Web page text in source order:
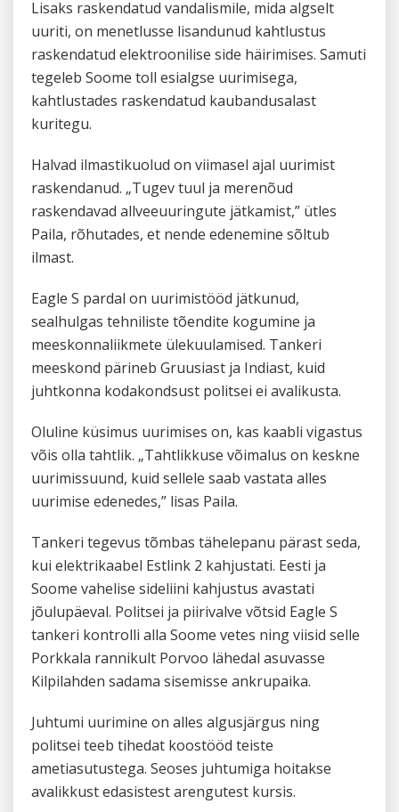
Lisaks raskendatud vandalismile, mida algselt
uuriti, on menetlusse lisandunud kahtlustus
raskendatud elektroonilise side häirimises. Samuti
tegeleb Soome toll esialgse uurimisega,
kahtlustades raskendatud kaubandusalast
kuritegu.
Halvad ilmastikuolud on viimasel ajal uurimist
raskendanud. „Tugev tuul ja merenõud
raskendavad allveeuuringute jätkamist,” ütles
Paila, rõhutades, et nende edenemine sõltub
ilmast.
Eagle S pardal on uurimistööd jätkunud,
sealhulgas tehniliste tõendite kogumine ja
meeskonnaliikmete ülekuulamised. Tankeri
meeskond pärineb Gruusiast ja Indiast, kuid
juhtkonna kodakondsust politsei ei avalikusta.
Oluline küsimus uurimises on, kas kaabli vigastus
võis olla tahtlik. „Tahtlikkuse võimalus on keskne
uurimissuund, kuid sellele saab vastata alles
uurimise edenedes,” lisas Paila.
Tankeri tegevus tõmbas tähelepanu pärast seda,
kui elektrikaabel Estlink 2 kahjustati. Eesti ja
Soome vahelise sideliini kahjustus avastati
jõulupäeval. Politsei ja piirivalve võtsid Eagle S
tankeri kontrolli alla Soome vetes ning viisid selle
Porkkala rannikult Porvoo lähedal asuvasse
Kilpilahden sadama sisemisse ankrupaika.
Juhtumi uurimine on alles algusjärgus ning
politsei teeb tihedat koostööd teiste
ametiasutustega. Seoses juhtumiga hoitakse
avalikkust edasistest arengutest kursis.